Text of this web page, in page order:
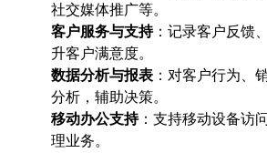
社交媒体推广等。
客户服务与支持：记录客户反馈
升客户满意度。
数据分析与报表 ：对客户行为、
分析，辅助决策。
移动办公支持：支持移动设备访
理业务。